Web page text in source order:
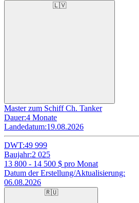
🇱🇻
Master zum Schiff Ch. Tanker
Dauer:4 Monate
Landedatum:19.08.2026
DWT:49 999
Baujahr:2 025
13 800 - 14 500 $ pro Monat
Datum der Erstellung/Aktualisierung:
06.08.2026
🇷🇺